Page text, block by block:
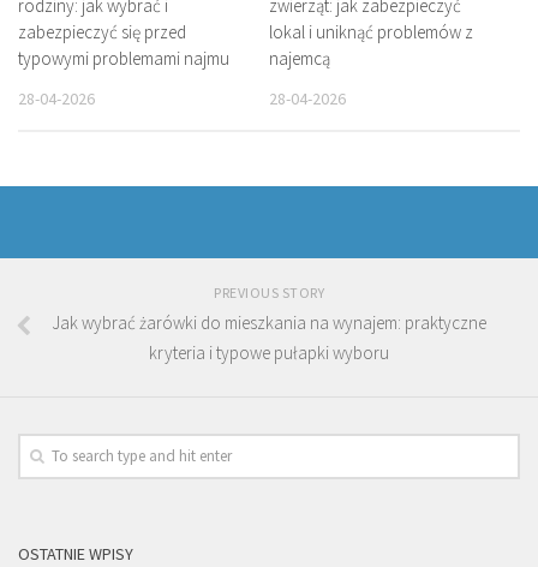
rodziny: jak wybrać i
zabezpieczyć się przed
typowymi problemami najmu
28-04-2026
zwierząt: jak zabezpieczyć
lokal i uniknąć problemów z
najemcą
28-04-2026
PREVIOUS STORY
Jak wybrać żarówki do mieszkania na wynajem: praktyczne
kryteria i typowe pułapki wyboru
OSTATNIE WPISY